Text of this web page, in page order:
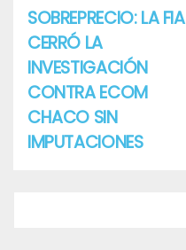
de
entradas
SOBREPRECIO: LA FIA
CERRÓ LA
INVESTIGACIÓN
CONTRA ECOM
CHACO SIN
IMPUTACIONES